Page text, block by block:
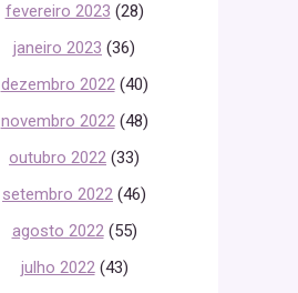
fevereiro 2023 (28)
janeiro 2023 (36)
dezembro 2022(40)
novembro 2022(48)
outubro 2022 (33)
setembro 2022 (46)
agosto 2022(55)
julho 2022(43)